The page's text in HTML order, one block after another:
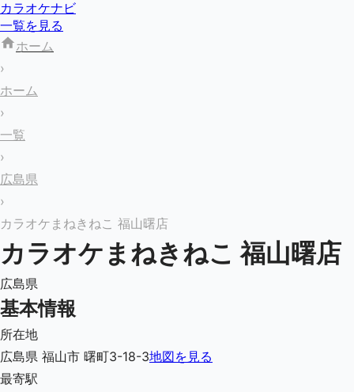
カラオケナビ
一覧を見る
ホーム
›
ホーム
›
一覧
›
広島県
›
カラオケまねきねこ 福山曙店
カラオケまねきねこ 福山曙店
広島県
基本情報
所在地
広島県 福山市 曙町3-18-3地図を見る
最寄駅